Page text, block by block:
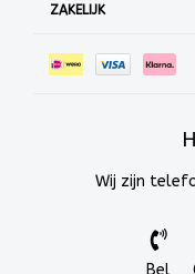
ZAKELIJK
Wij zijn
Bel